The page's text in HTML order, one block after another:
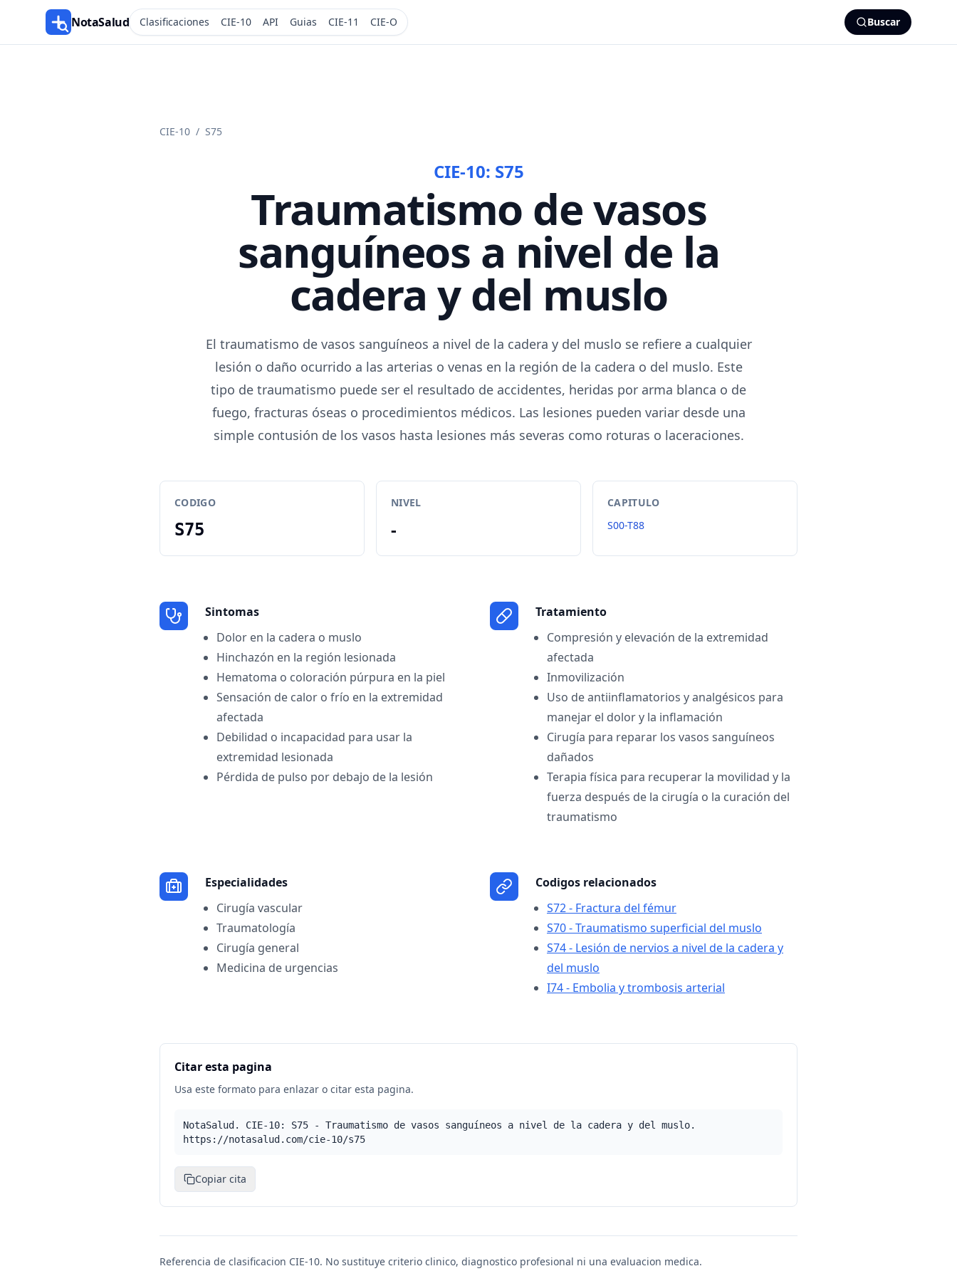
NotaSalud Clasificaciones CIE-10 API Guias CIE-11 CIE-O Buscar
CIE-10 / S75
CIE-10: S75
Traumatismo de vasos
sanguíneos a nivel de la
cadera y del muslo
El traumatismo de vasos sanguíneos a nivel de la cadera y del muslo se refiere a cualquier
lesión o daño ocurrido a las arterias o venas en la región de la cadera o del muslo. Este
tipo de traumatismo puede ser el resultado de accidentes, heridas por arma blanca o de
fuego, fracturas óseas o procedimientos médicos. Las lesiones pueden variar desde una
simple contusión de los vasos hasta lesiones más severas como roturas o laceraciones.
CODIGO
S75
NIVEL
-
CAPITULO
S00-T88
Sintomas
Dolor en la cadera o muslo
Hinchazón en la región lesionada
Hematoma o coloración púrpura en la piel
Sensación de calor o frío en la extremidad
afectada
Debilidad o incapacidad para usar la
extremidad lesionada
Pérdida de pulso por debajo de la lesión
Tratamiento
Compresión y elevación de la extremidad
afectada
Inmovilización
Uso de antiinflamatorios y analgésicos para
manejar el dolor y la inflamación
Cirugía para reparar los vasos sanguíneos
dañados
Terapia física para recuperar la movilidad y la
fuerza después de la cirugía o la curación del
traumatismo
Especialidades
Cirugía vascular
Traumatología
Cirugía general
Medicina de urgencias
Codigos relacionados
S72 - Fractura del fémur
S70 - Traumatismo superficial del muslo
S74 - Lesión de nervios a nivel de la cadera y
del muslo
I74 - Embolia y trombosis arterial
Citar esta pagina
Usa este formato para enlazar o citar esta pagina.
NotaSalud. CIE-10: S75 - Traumatismo de vasos sanguíneos a nivel de la cadera y del muslo.
https://notasalud.com/cie-10/s75
Copiar cita
Referencia de clasificacion CIE-10. No sustituye criterio clinico, diagnostico profesional ni una evaluacion medica.